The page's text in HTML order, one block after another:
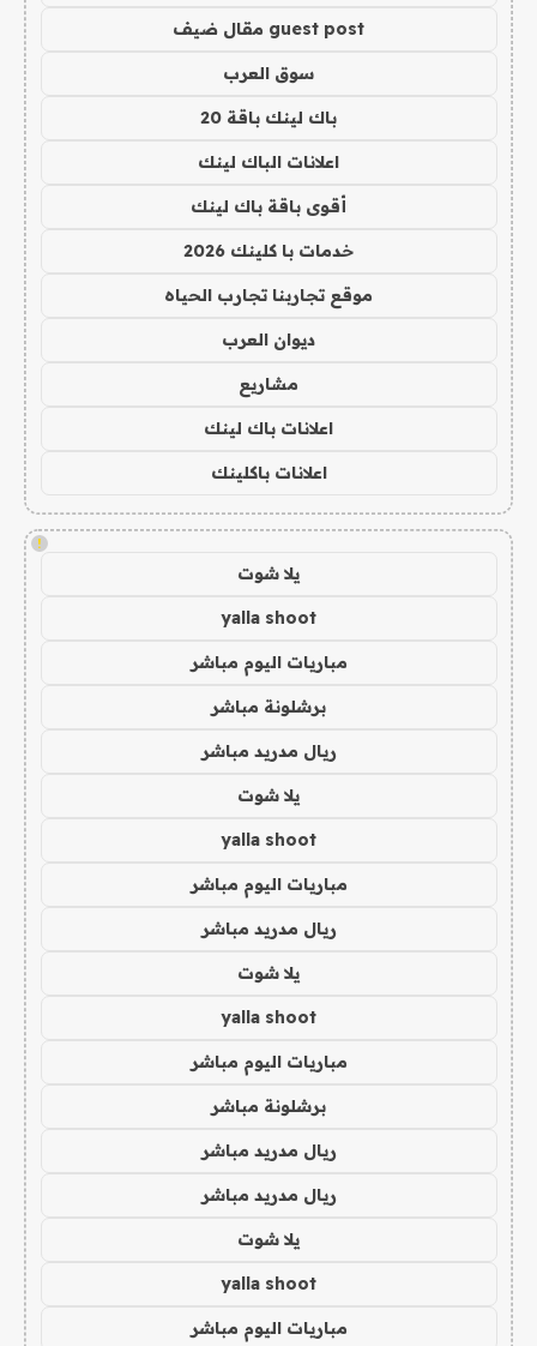
guest post مقال ضيف
سوق العرب
باك لينك باقة 20
اعلانات الباك لينك
أقوى باقة باك لينك
خدمات با كلينك 2026
موقع تجاربنا تجارب الحياه
ديوان العرب
مشاريع
اعلانات باك لينك
اعلانات باكلينك
!
يلا شوت
yalla shoot
مباريات اليوم مباشر
برشلونة مباشر
ريال مدريد مباشر
يلا شوت
yalla shoot
مباريات اليوم مباشر
ريال مدريد مباشر
يلا شوت
yalla shoot
مباريات اليوم مباشر
برشلونة مباشر
ريال مدريد مباشر
ريال مدريد مباشر
يلا شوت
yalla shoot
مباريات اليوم مباشر